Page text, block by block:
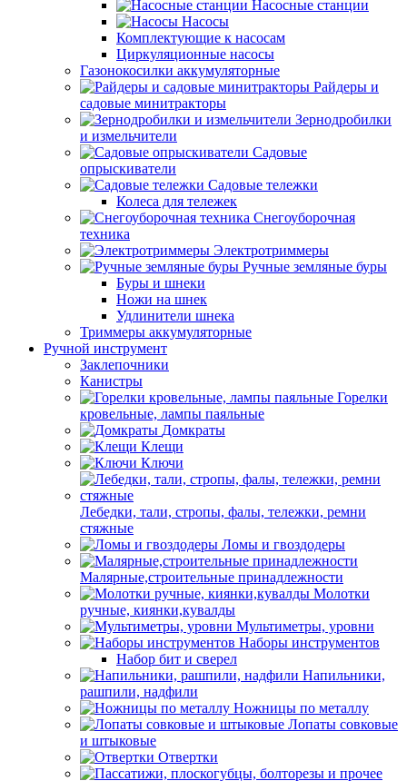
Насосные станции
Насосы
Комплектующие к насосам
Циркуляционные насосы
Газонокосилки аккумуляторные
Райдеры и
садовые минитракторы
Зернодробилки
и измельчители
Садовые
опрыскиватели
Садовые тележки
Колеса для тележек
Снегоуборочная
техника
Электротриммеры
Ручные земляные буры
Буры и шнеки
Ножи на шнек
Удлинители шнека
Триммеры аккумуляторные
Ручной инструмент
Заклепочники
Канистры
Горелки
кровельные, лампы паяльные
Домкраты
Клещи
Ключи
Лебедки, тали, стропы, фалы, тележки, ремни
стяжные
Ломы и гвоздодеры
Малярные,строительные принадлежности
Молотки
ручные, киянки,кувалды
Мультиметры, уровни
Наборы инструментов
Набор бит и сверел
Напильники,
рашпили, надфили
Ножницы по металлу
Лопаты совковые
и штыковые
Отвертки